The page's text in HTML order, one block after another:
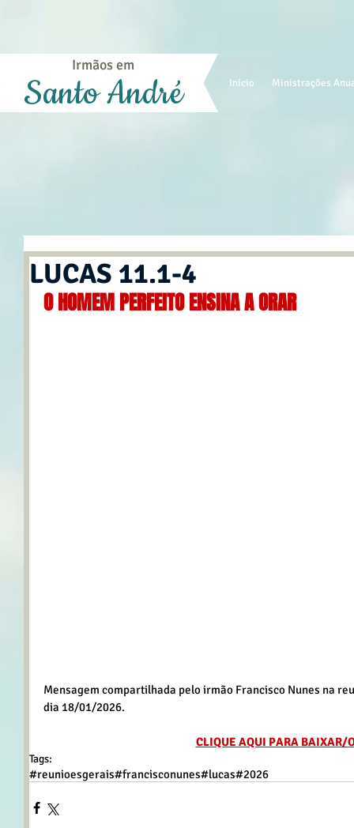
Início Ministrações
Irmãos em
Santo André
LUCAS 11.1-4
O HOMEM PERFEITO ENSINA A ORAR
Mensagem compartilhada pelo irmão Francisco Nunes na
dia 18/01/2026.
CLIQUE AQUI PARA BAIXAR/
Tags:
#reunioesgerais#francisconunes#lucas#2026